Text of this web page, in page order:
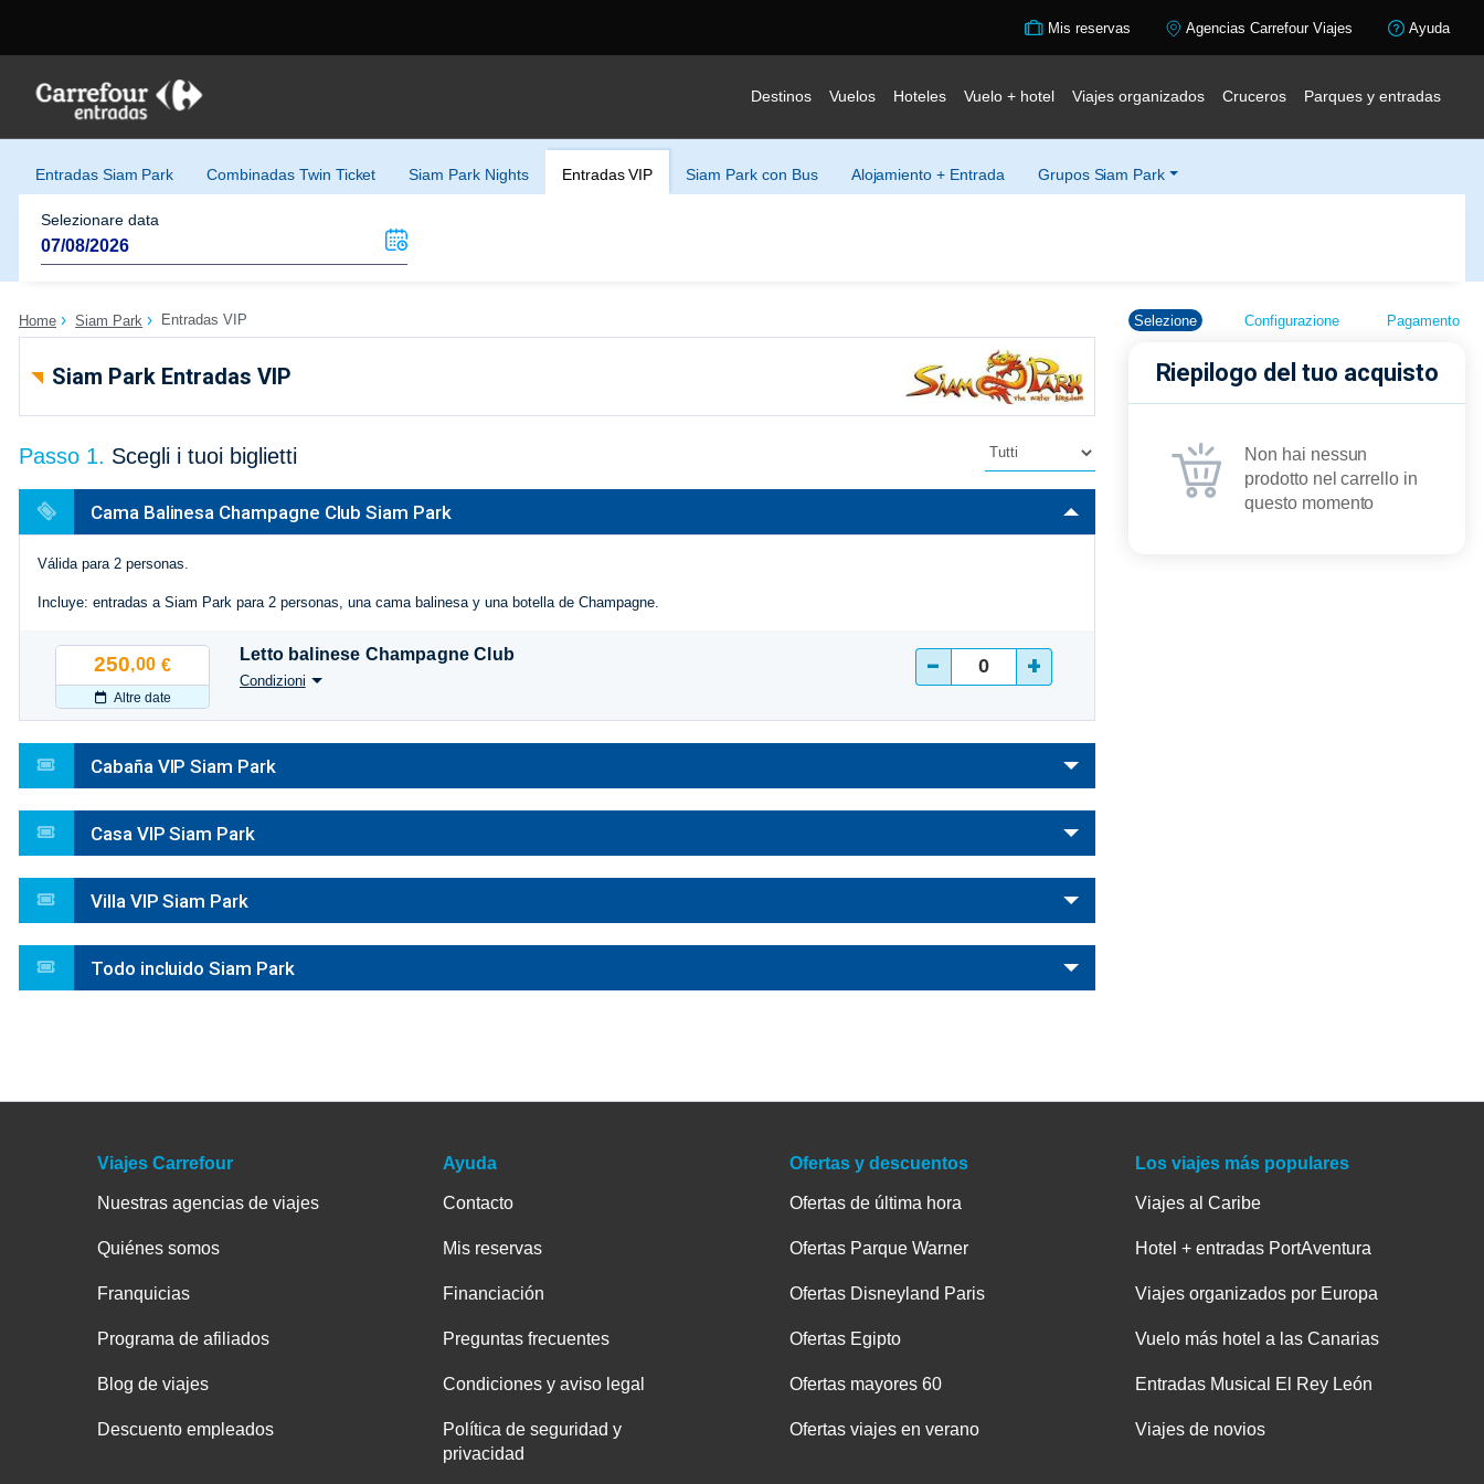
Mis reservas Agencias Carrefour Viajes Ayuda
Destinos Vuelos Hoteles Vuelo + hotel Viajes organizados Cruceros Parques y entradas
Entradas Siam Park Combinadas Twin Ticket Siam Park Nights Entradas VIP Siam Park con Bus Alojamiento + Entrada Grupos Siam Park
Selezionare data
Home Siam Park Entradas VIP
Siam Park Entradas VIP
Passo 1. Scegli i tuoi biglietti
Cama Balinesa Champagne Club Siam Park
Válida para 2 personas.
Incluye: entradas a Siam Park para 2 personas, una cama balinesa y una botella de Champagne.
250,00 €
Altre date
Letto balinese Champagne Club
Condizioni - +
Cabaña VIP Siam Park
Casa VIP Siam Park
Villa VIP Siam Park
Todo incluido Siam Park
Selezione Configurazione Pagamento
Riepilogo del tuo acquisto
Non hai nessun
prodotto nel carrello in
questo momento
Viajes Carrefour
Nuestras agencias de viajes
Quiénes somos
Franquicias
Programa de afiliados
Blog de viajes
Descuento empleados
Ayuda
Contacto
Mis reservas
Financiación
Preguntas frecuentes
Condiciones y aviso legal
Política de seguridad y
privacidad
Ofertas y descuentos
Ofertas de última hora
Ofertas Parque Warner
Ofertas Disneyland Paris
Ofertas Egipto
Ofertas mayores 60
Ofertas viajes en verano
Los viajes más populares
Viajes al Caribe
Hotel + entradas PortAventura
Viajes organizados por Europa
Vuelo más hotel a las Canarias
Entradas Musical El Rey León
Viajes de novios